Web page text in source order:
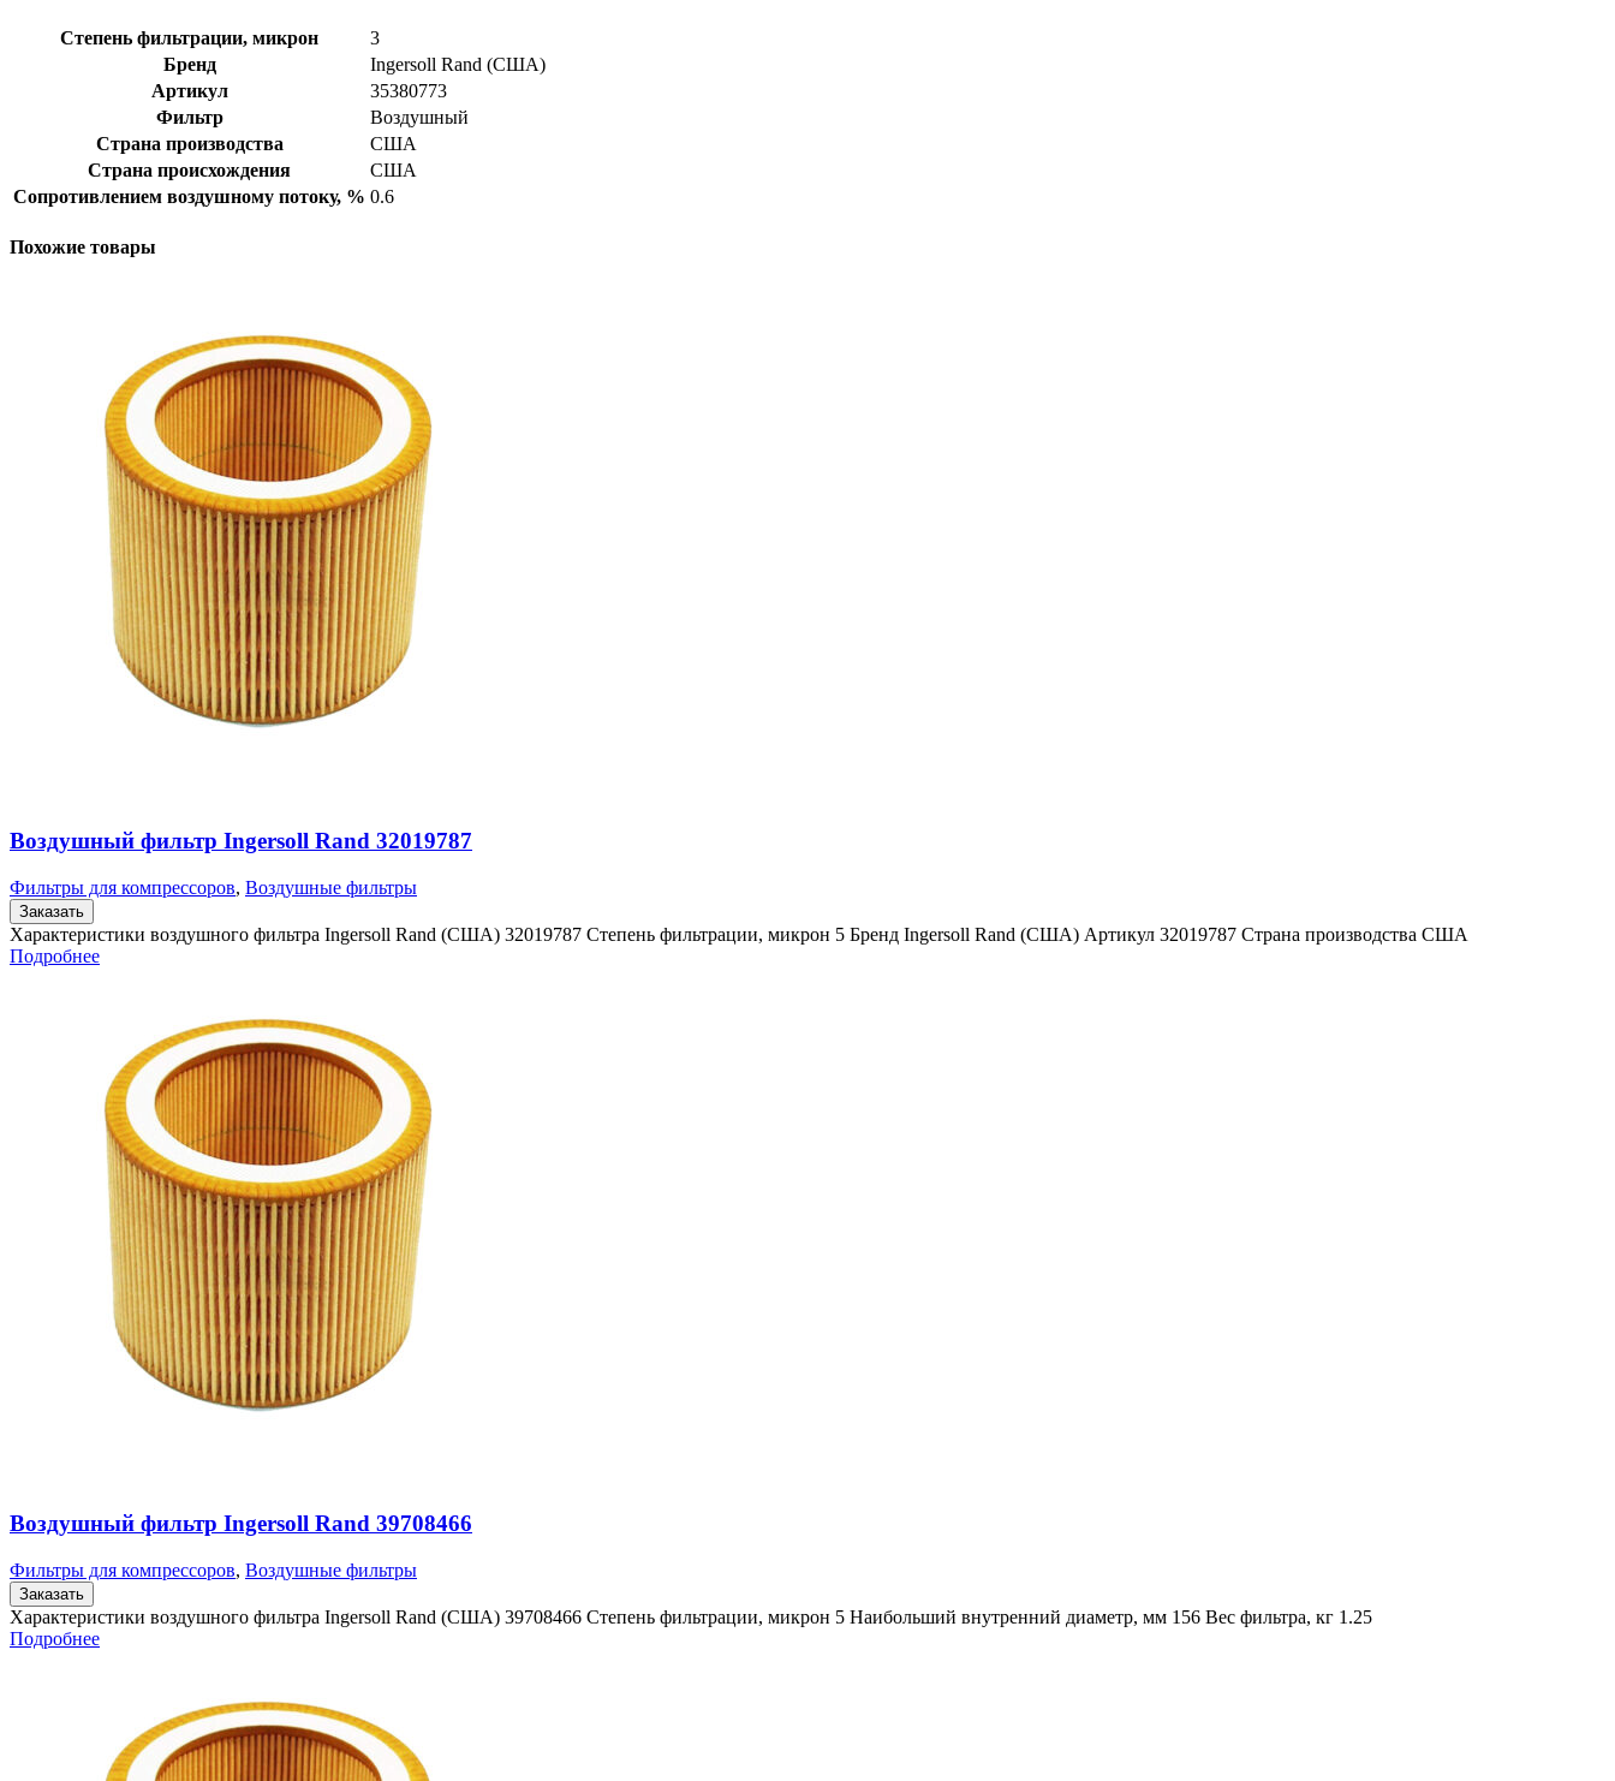
Степень фильтрации, микрон
3
Бренд
Ingersoll Rand (США)
Артикул
35380773
Фильтр
Воздушный
Страна производства
США
Страна происхождения
США
Сопротивлением воздушному потоку, % 0.6
Похожие товары
Воздушный фильтр Ingersoll Rand 32019787
Фильтры для компрессоров, Воздушные фильтры
Заказать
Характеристики воздушного фильтра Ingersoll Rand (США) 32019787 Степень фильтрации, микрон 5 Бренд Ingersoll Rand (США) Артикул 32019787 Страна производства США
Подробнее
Воздушный фильтр Ingersoll Rand 39708466
Фильтры для компрессоров, Воздушные фильтры
Заказать
Характеристики воздушного фильтра Ingersoll Rand (США) 39708466 Степень фильтрации, микрон 5 Наибольший внутренний диаметр, мм 156 Вес фильтра, кг 1.25
Подробнее